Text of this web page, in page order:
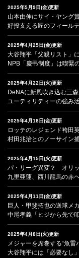
2025年5月9日(金)更新
山本由伸にサイ・ヤング
好投支える匠のフィール
2025年4月25日(金)更新
大谷翔平「父親リスト」
NPB「慶弔制度」は喫緊
2025年4月22日(火)更新
DeNAに新風吹き込む三
ユーティリティーの強み
2025年4月18日(金)更新
ロッテのレジェンド袴田
村田兆治とのノーサイン
2025年4月15日(火)更新
パ・リーグ異変？ オリ
九里亜蓮、西川龍馬の赤
2025年4月11日(金)更新
巨人・甲斐拓也の送球メ
中尾孝義「ヒジから先で叩
2025年4月8日(火)更新
メジャーを席巻する“魚雷
大谷翔平には「必要なし